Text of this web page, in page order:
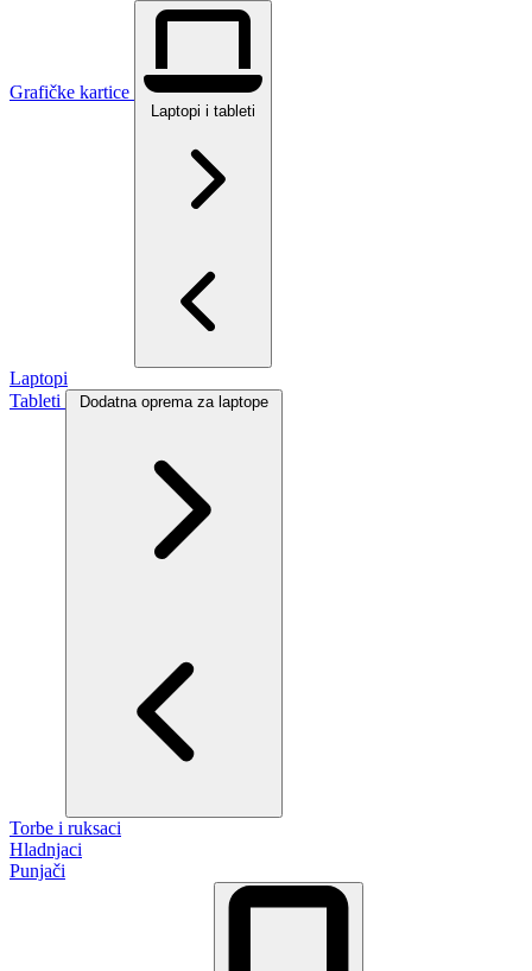
Grafičke kartice
Laptopi i tableti
Laptopi
Tableti
Dodatna oprema za laptope
Torbe i ruksaci
Hladnjaci
Punjači